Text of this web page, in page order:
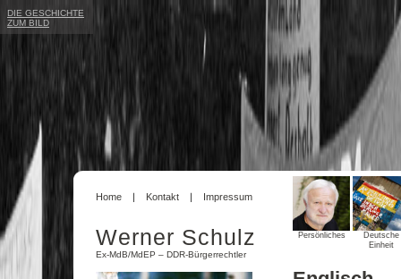
Home Kontakt Impressum
Werner Schulz
Ex-MdB/MdEP – DDR-Bürgerrechtler
Persönliches
Deutsche
Einheit
DIE GESCHICHTE
ZUM BILD